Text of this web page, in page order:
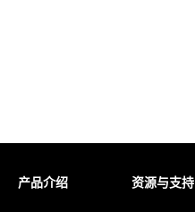
产品介绍 资源与支持